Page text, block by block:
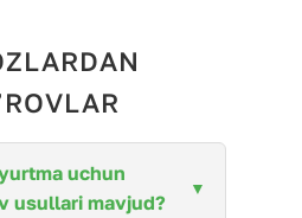
uchun
usullari mavjud?